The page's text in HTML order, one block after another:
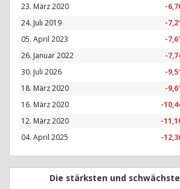
23. März 2020
-
24. Juli 2019
-
05. April 2023
-
26. Januar 2022
-
30. Juli 2026
-
18. März 2020
-
16. März 2020
-
12. März 2020
-
04. April 2025
-
Die stärksten und